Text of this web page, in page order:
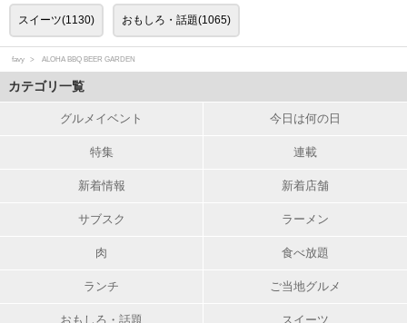
スイーツ(1130) おもしろ・話題(1065)
favy ALOHA BBQ BEER GARDEN
カテゴリ一覧
グルメイベント 今日は何の日
特集 連載
新着情報 新着店舗
サブスク ラーメン
肉 食べ放題
ランチ ご当地グルメ
おもしろ・話題 スイーツ